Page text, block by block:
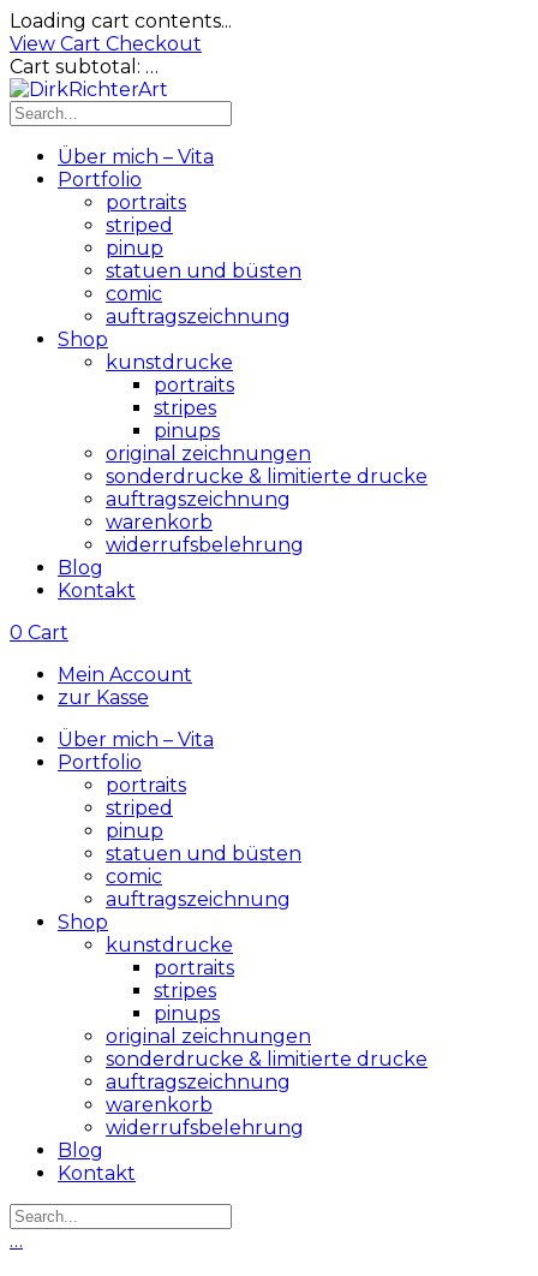
Loading cart contents...
View Cart Checkout
Cart subtotal: …
Über mich – Vita
Portfolio
portraits
striped
pinup
statuen und büsten
comic
auftragszeichnung
Shop
kunstdrucke
portraits
stripes
pinups
original zeichnungen
sonderdrucke & limitierte drucke
auftragszeichnung
warenkorb
widerrufsbelehrung
Blog
Kontakt
0 Cart
Mein Account
zur Kasse
Über mich – Vita
Portfolio
portraits
striped
pinup
statuen und büsten
comic
auftragszeichnung
Shop
kunstdrucke
portraits
stripes
pinups
original zeichnungen
sonderdrucke & limitierte drucke
auftragszeichnung
warenkorb
widerrufsbelehrung
Blog
Kontakt
…